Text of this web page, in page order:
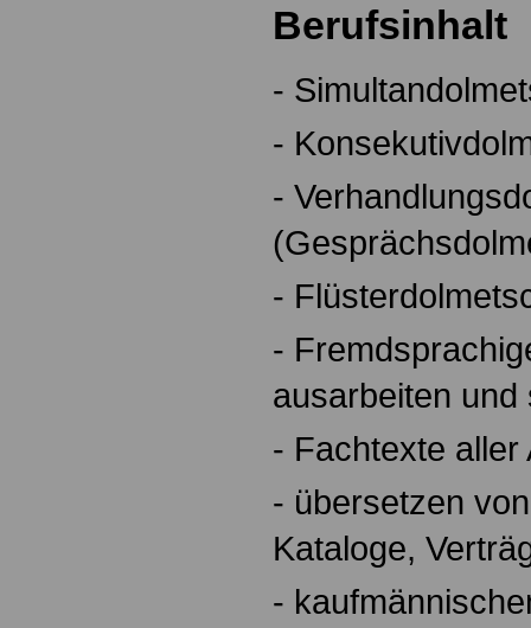
Berufsinhalt
-
-
-
-
-
ausarbeiten und
- Fachtexte
- übersetzen
Kataloge,
-